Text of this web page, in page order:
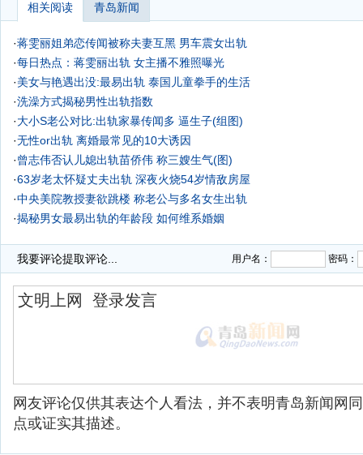
相关阅读 青岛新闻
·蒋雯丽姐弟恋传闻被称夫妻互黑 男车震女出轨
·每日热点：蒋雯丽出轨 女主播不雅照曝光
·美女与艳遇出没:最易出轨 泰国儿童拳手的生活
·洗澡方式揭秘男性出轨指数
·大小S老公对比:出轨家暴传闻多 逼生子(组图)
·无性or出轨 离婚最常见的10大诱因
·曾志伟否认儿媳出轨苗侨伟 称三嫂生气(图)
·63岁老太怀疑丈夫出轨 深夜火烧54岁情敌房屋
·中央美院教授妻欲跳楼 称老公与多名女生出轨
·揭秘男女最易出轨的年龄段 如何维系婚姻
我要评论提取评论... 用户名： 密码：
网友评论仅供其表达个人看法，并不表明青岛新闻网
点或证实其描述。